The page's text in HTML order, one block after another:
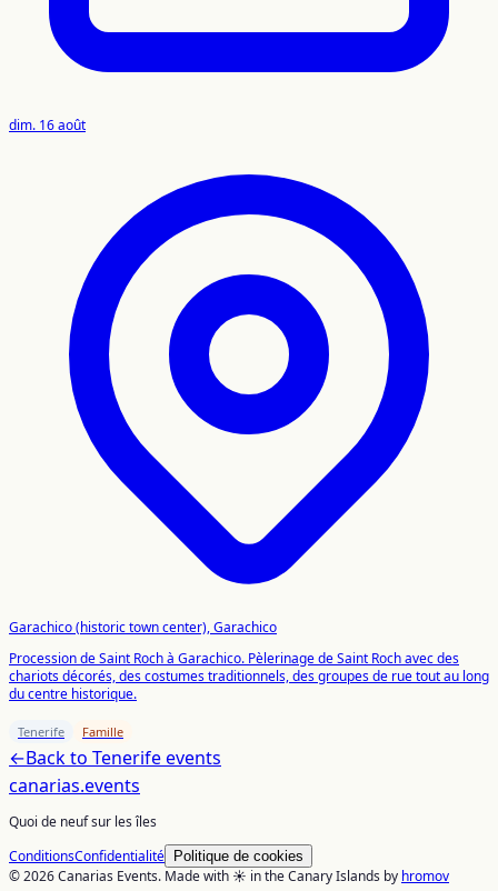
dim. 16 août
Garachico (historic town center), Garachico
Procession de Saint Roch à Garachico. Pèlerinage de Saint Roch avec des
chariots décorés, des costumes traditionnels, des groupes de rue tout au long
du centre historique.
Tenerife Famille
←Back to Tenerifeevents
canarias.events
Quoi de neuf sur les îles
ConditionsConfidentialité Politique de cookies
© 2026 Canarias Events. Made with ☀️ in the Canary Islands by hromov